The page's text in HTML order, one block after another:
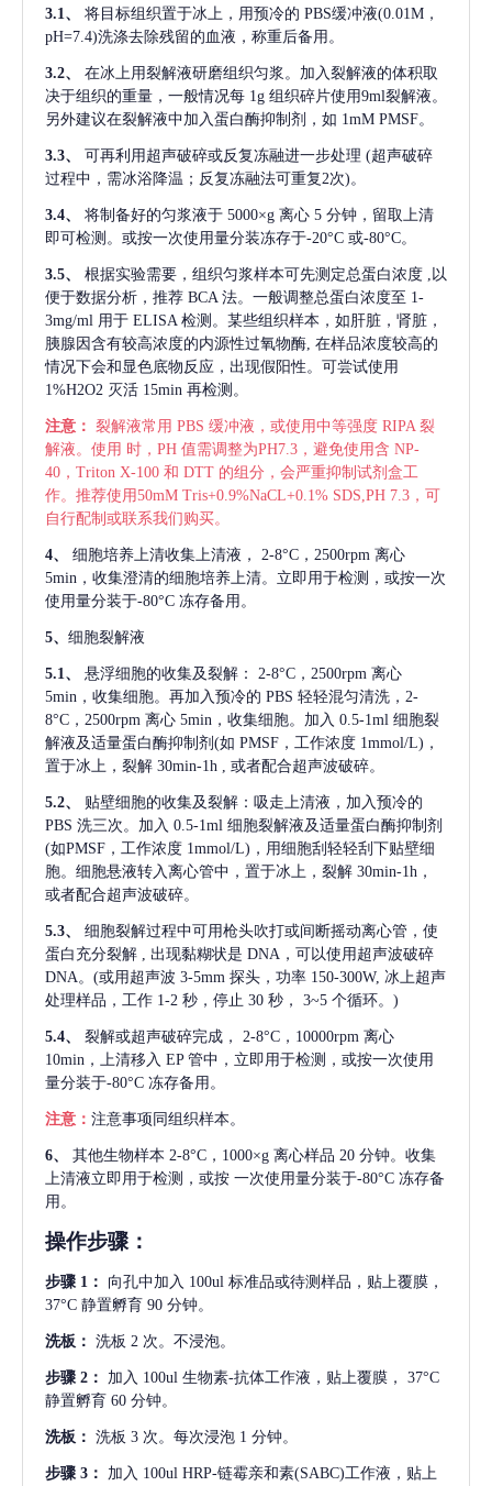
3.1、
将目标组织置于冰上，用预冷的 PBS缓冲液(0.01M，
pH=7.4)洗涤去除残留的血液，称重后备用。
3.2、
在冰上用裂解液研磨组织匀浆。加入裂解液的体积取
决于组织的重量，一般情况每 1g 组织碎片使用9ml裂解液。
另外建议在裂解液中加入蛋白酶抑制剂，如 1mM PMSF。
3.3、 可再利用超声破碎或反复冻融进一步处理 (超声破碎
过程中，需冰浴降温；反复冻融法可重复2次)。
3.4、 将制备好的匀浆液于 5000×g 离心 5 分钟，留取上清
即可检测。或按一次使用量分装冻存于-20°C 或-80°C。
3.5、 根据实验需要，组织匀浆样本可先测定总蛋白浓度
,以
便于数据分析，推荐 BCA 法。一般调整总蛋白浓度至 1-
3mg/ml 用于 ELISA 检测。某些组织样本，如肝脏，肾脏，
胰腺因含有较高浓度的内源性过氧物酶, 在样品浓度较高的
情况下会和显色底物反应，出现假阳性。可尝试使用
1%H2O2 灭活 15min 再检测。
注意： 裂解液常用 PBS 缓冲液，或使用中等强度 RIPA 裂
解液。使用 时，PH 值需调整为PH7.3，避免使用含 NP-
40，Triton X-100 和 DTT 的组分，会严重抑制试剂盒工
作。推荐使用50mM Tris+0.9%NaCL+0.1% SDS,PH 7.3，可
自行配制或联系我们购买。
4、 细胞培养上清收集上清液，
2-8°C，2500rpm 离心
5min，收集澄清的细胞培养上清。立即用于检测，或按一次
使用量分装于-80°C 冻存备用。
5、 细胞裂解液
5.1、 悬浮细胞的收集及裂解：
2-8°C，2500rpm 离心
5min，收集细胞。再加入预冷的 PBS 轻轻混匀清洗，2-
8°C，2500rpm 离心 5min，收集细胞。加入 0.5-1ml 细胞裂
解液及适量蛋白酶抑制剂(如 PMSF，工作浓度 1mmol/L)，
置于冰上，裂解 30min-1h , 或者配合超声波破碎。
5.2、
贴壁细胞的收集及裂解：吸走上清液，加入预冷的
PBS 洗三次。加入 0.5-1ml 细胞裂解液及适量蛋白酶抑制剂
(如PMSF，工作浓度 1mmol/L)，用细胞刮轻轻刮下贴壁细
胞。细胞悬液转入离心管中，置于冰上，裂解 30min-1h，
或者配合超声波破碎。
5.3、
细胞裂解过程中可用枪头吹打或间断摇动离心管，使
蛋白充分裂解
, 出现黏糊状是 DNA，可以使用超声波破碎
DNA。(或用超声波 3-5mm 探头，功率 150-300W, 冰上超声
处理样品，工作 1-2 秒，停止 30 秒， 3~5 个循环。)
5.4、 裂解或超声破碎完成，
2-8°C，10000rpm 离心
10min，上清移入 EP 管中，立即用于检测，或按一次使用
量分装于-80°C 冻存备用。
注意： 注意事项同组织样本。
6、 其他生物样本 2-8°C，1000×g 离心样品 20 分钟。收集
上清液立即用于检测，或按 一次使用量分装于-80°C 冻存备
用。
操作步骤：
步骤 1： 向孔中加入 100ul 标准品或待测样品，贴上覆膜，
37°C 静置孵育 90 分钟。
洗板： 洗板 2 次。不浸泡。
步骤 2： 加入 100ul 生物素-抗体工作液，贴上覆膜， 37°C
静置孵育 60 分钟。
洗板： 洗板 3 次。每次浸泡 1 分钟。
步骤 3： 加入 100ul HRP-链霉亲和素(SABC)工作液，贴上